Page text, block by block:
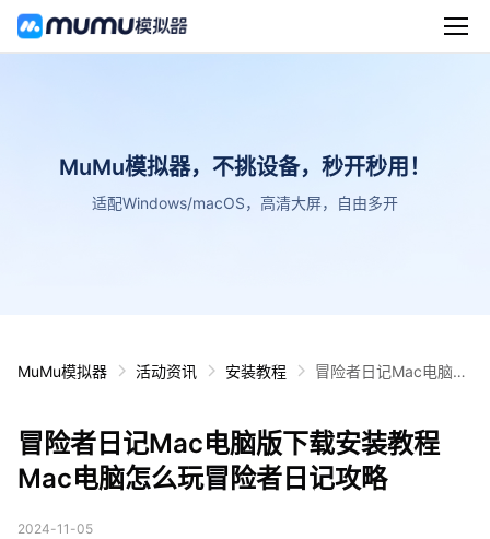
MuMu模拟器，不挑设备，秒开秒用！
适配Windows/macOS，高清大屏，自由多开
MuMu模拟器 活动资讯 安装教程
冒险者日记Mac电脑版
冒险者日记Mac电脑版下载安装教程
Mac电脑怎么玩冒险者日记攻略
2024-11-05